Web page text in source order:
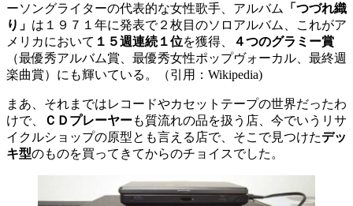
ーソングライターの代表的な女性歌手、アルバム
「つづれ織
り」 は１９７１年に発表で２枚目のソロアルバム、これがア
メリカにおいて １５週連続１位を獲得、
４つのグラミー賞
（最優秀アルバム賞、最優秀女性ポップヴォーカル、最終週
楽曲賞）にも輝いている。（引用：Wikipedia)
まあ、それまではレコードやカセットテープの世界だったわ
けで、
ＣＤプレーヤーも質流れの品を扱う店、今でいうリサ
イクルショップの原型とも言える店で、そこで見つけたデッ
キ型のものを買ってきてからのチョイスでした。